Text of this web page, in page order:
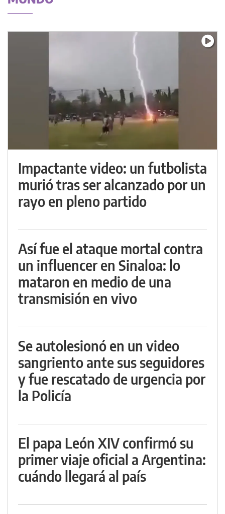
Impactante video: un futbolista
murió tras ser alcanzado por un
rayo en pleno partido
Así fue el ataque mortal contra
un influencer en Sinaloa: lo
mataron en medio de una
transmisión en vivo
Se autolesionó en un video
sangriento ante sus seguidores
y fue rescatado de urgencia por
la Policía
El papa León XIV confirmó su
primer viaje oficial a Argentina:
cuándo llegará al país